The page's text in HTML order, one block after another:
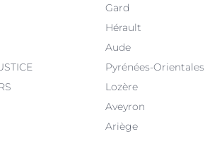
Gard
Hérault
Aude
Pyrénées-Orientales
Lozère
Aveyron
Ariège